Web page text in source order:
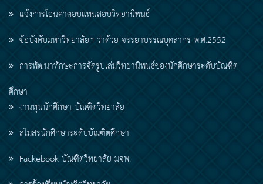
แจ้งการโอนค่าตอบแทนสอบวิทยานิพนธ์
ข้อบังคับมหาวิทยาลัยฯ ว่าด้วย จรรยาบรรณบุคลากร พ.ศ.2552
การพัฒนาทักษะการจัดรูปเล่มวิทยานิพนธ์ของนักศึกษาระดับบัณฑิต
ศึกษา
งานทุนนักศึกษา บัณฑิตวิทยาลัย
สโมสรนักศึกษาระดับบัณฑิตศึกษา
Fackebook บัณฑิตวิทยาลัย มจพ.